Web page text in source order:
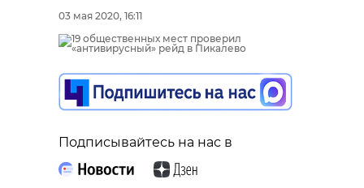
03 мая 2020, 16:11
Подписывайтесь на нас в
0:00 / 0:00
В Белгородской
области журналист
спас тонущую собаку
0:00 / 0:00
В Гатчинском районе
добровольцы
реставрируют